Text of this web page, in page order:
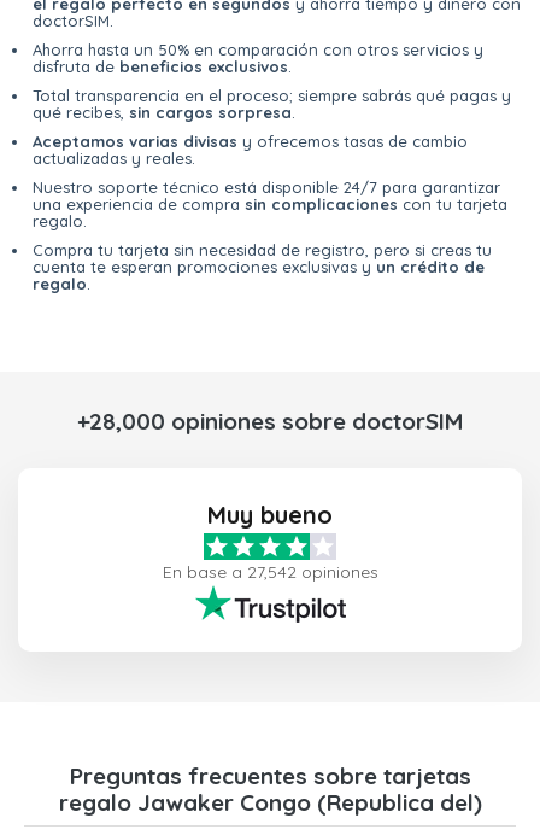
doctorSIM.
Ahorra hasta un 50% en comparación con otros servicios y
disfruta de beneficios exclusivos
Total transparencia en el proceso; siempre sabrás qué pagas y
qué recibes, sin cargos sorpresa
Aceptamos varias divisas y ofrecemos tasas de cambio
actualizadas y reales.
Nuestro soporte técnico está disponible 24/7 para garantizar
una experiencia de compra sin complicaciones con tu tarjeta
regalo.
Compra tu tarjeta sin necesidad de registro, pero si creas tu
cuenta te esperan promociones exclusivas y un crédito de
regalo
+28,000 opiniones sobre doctorSIM
Muy bueno
En base a 27,542 opiniones
Preguntas frecuentes sobre tarjetas
regalo Jawaker Congo (Republica del)